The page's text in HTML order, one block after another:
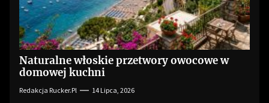
Naturalne włoskie przetwory owocowe w
domowej kuchni
Redakcja Rucker.pl 14 Lipca, 2026